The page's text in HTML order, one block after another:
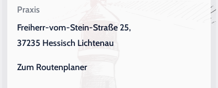
Praxis
Freiherr-vom-Stein-Straße 25,
37235 Hessisch Lichtenau
Zum Routenplaner